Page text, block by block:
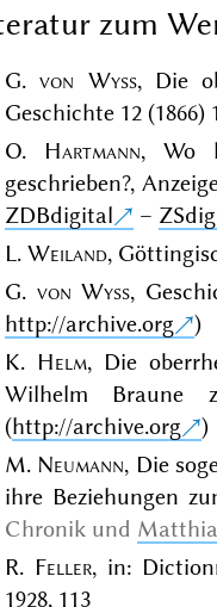
zum
G.von Wyss, Die
Geschichte 12 (1866)
O. Hartmann, Wo
geschrieben?,
ZDBdigital
–
L. Weiland,
G. von Wyss,
http://archive.org
)
K. Helm, Die
Wilhelm Braune
(http://archive.org
)
M. Neumann, Die
ihre Beziehungen
Chronik und
R. Feller, in:
1928, 113